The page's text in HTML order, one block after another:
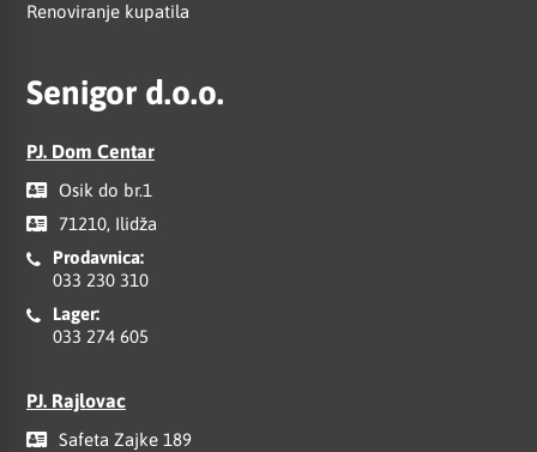
Renoviranje kupatila
Senigor d.o.o.
PJ. Dom Centar
Osik do br.1
71210, Ilidža
Prodavnica:
033 230 310
Lager:
033 274 605
PJ. Rajlovac
Safeta Zajke 189